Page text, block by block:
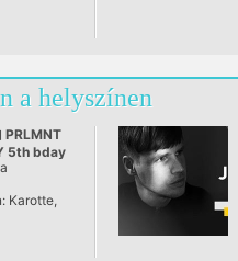
a helyszínen
PRLMNT
5th bday
82
Karotte,